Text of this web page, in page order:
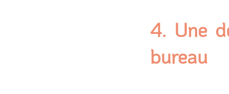
4. Une
bureau